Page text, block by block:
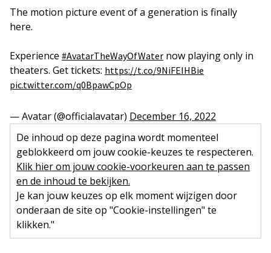
The motion picture event of a generation is finally
here.
Experience #AvatarTheWayOfWater now playing only in
theaters. Get tickets: https://t.co/9NiFEIHBie
pic.twitter.com/q0BpawCpOp
— Avatar (@officialavatar) December 16, 2022
De inhoud op deze pagina wordt momenteel
geblokkeerd om jouw cookie-keuzes te respecteren.
Klik hier om jouw cookie-voorkeuren aan te passen
en de inhoud te bekijken.
Je kan jouw keuzes op elk moment wijzigen door
onderaan de site op "Cookie-instellingen" te
klikken."